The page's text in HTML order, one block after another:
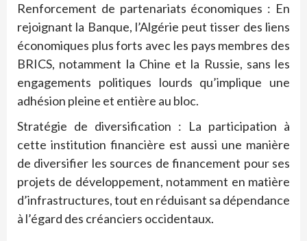
Renforcement de partenariats économiques : En
rejoignant la Banque, l’Algérie peut tisser des liens
économiques plus forts avec les pays membres des
BRICS, notamment la Chine et la Russie, sans les
engagements politiques lourds qu’implique une
adhésion pleine et entière au bloc.
Stratégie de diversification : La participation à
cette institution financière est aussi une manière
de diversifier les sources de financement pour ses
projets de développement, notamment en matière
d’infrastructures, tout en réduisant sa dépendance
à l’égard des créanciers occidentaux.